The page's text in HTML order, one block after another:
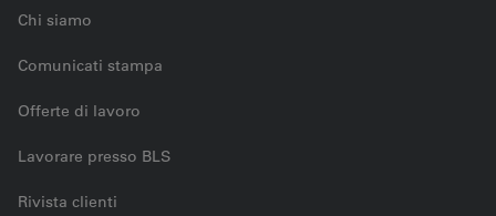
Chi siamo
Comunicati stampa
Offerte di lavoro
Lavorare presso BLS
Rivista clienti